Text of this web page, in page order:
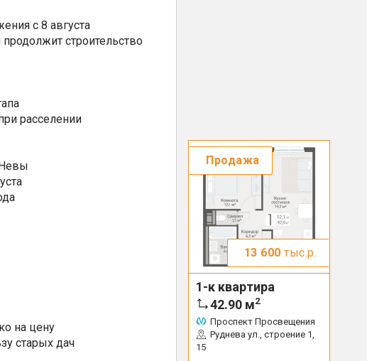
с 8 августа
строительство
расселении
на цену
старых дач
Продажа
13 600 тыс.р.
1-к квартира
42.90 м2
Проспект Просвещения
Руднева ул., строение 1,
15